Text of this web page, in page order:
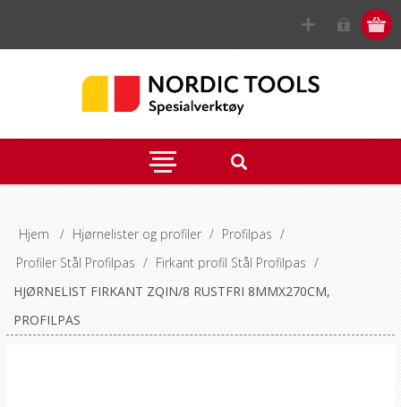
Hjem / Hjørnelister og profiler / Profilpas /
Profiler Stål Profilpas / Firkant profil Stål Profilpas /
HJØRNELIST FIRKANT ZQIN/8 RUSTFRI 8MMX270CM,
PROFILPAS